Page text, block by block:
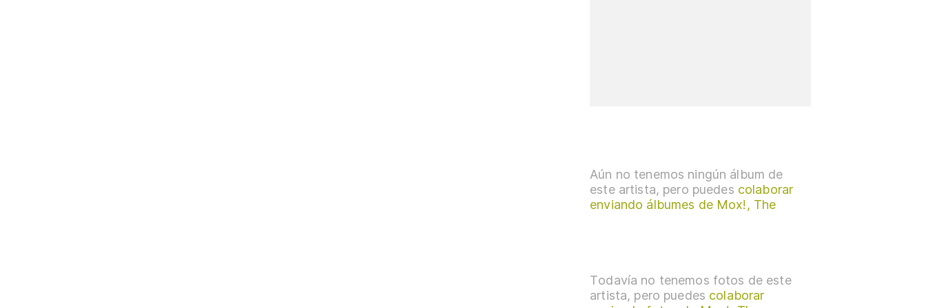
Aún no tenemos ningún álbum de
este artista, pero puedes colaborar
enviando álbumes de Mox!, The
Todavía no tenemos fotos de este
artista, pero puedes colaborar